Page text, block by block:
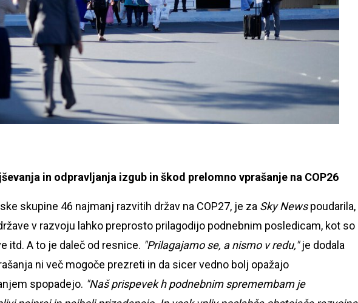
in odpravljanja izgub in škod prelomno vprašanje na COP26
skupine 46 najmanj razvitih držav na COP27, je za Sky Newspoudarila,
v razvoju lahko preprosto prilagodijo podnebnim posledicam, kot so
itd. A to je daleč od resnice. "Prilagajamo se, a nismo v redu,"je dodala
ni več mogoče prezreti in da sicer vedno bolj opažajo
spopadejo. "Naš prispevek h podnebnim spremembam je